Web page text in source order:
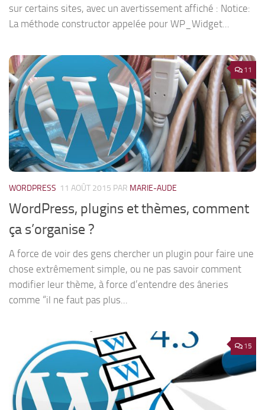
sur certains sites, avec un avertissement affiché : Notice:
La méthode constructor appelée pour WP_Widget...
11
WORDPRESS 11 AOÛT 2015 PAR MARIE-AUDE
WordPress, plugins et thèmes, comment
ça s’organise ?
A force de voir des gens chercher un plugin pour faire une
chose extrêmement simple, ou ne pas savoir comment
modifier leur thème, à force d’entendre des âneries
comme “il ne faut pas plus...
15